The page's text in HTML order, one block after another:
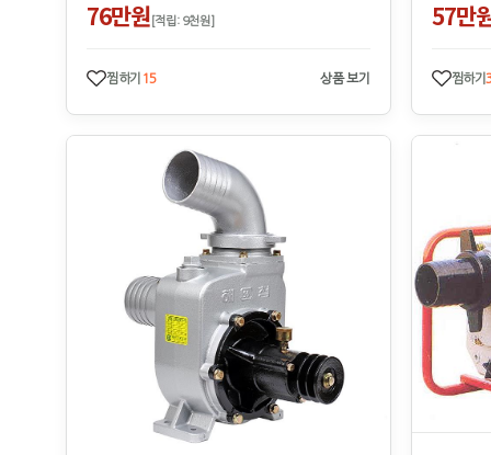
76만원 [적립: 9천원]
찜하기 15 상품 보기
57만
찜하기